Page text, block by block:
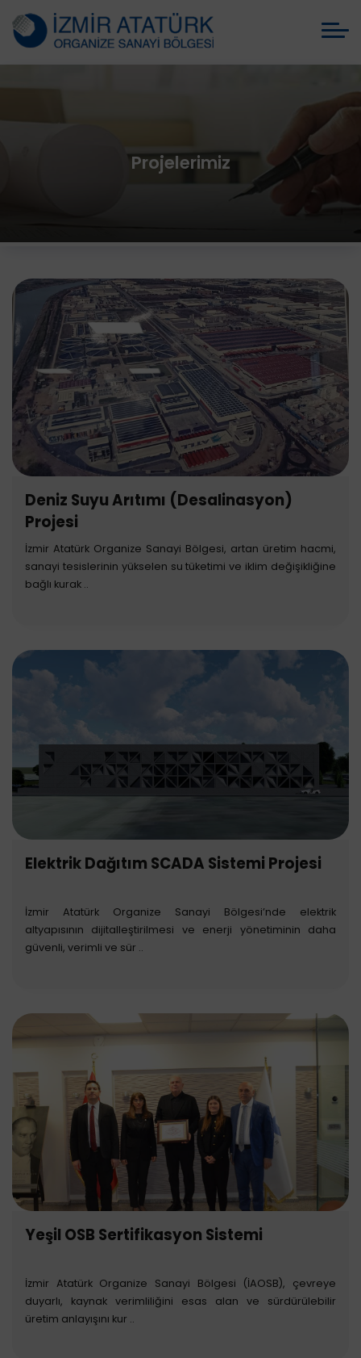
Projelerimiz
Deniz Suyu Arıtımı (Desalinasyon)
Projesi
İzmir Atatürk Organize Sanayi Bölgesi, artan üretim hacmi,
sanayi tesislerinin yükselen su tüketimi ve iklim değişikliğine
bağlı kurak ..
Elektrik Dağıtım SCADA Sistemi Projesi
İzmir Atatürk Organize Sanayi Bölgesi’nde elektrik
altyapısının dijitalleştirilmesi ve enerji yönetiminin daha
güvenli, verimli ve sür ..
Yeşil OSB Sertifikasyon Sistemi
İzmir Atatürk Organize Sanayi Bölgesi (İAOSB), çevreye
duyarlı, kaynak verimliliğini esas alan ve sürdürülebilir
üretim anlayışını kur ..